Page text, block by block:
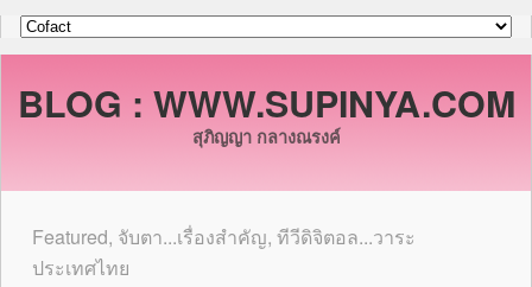
BLOG : WWW.SUPINYA.COM
สุภิญญา กลางณรงค์
Featured, จับตา...เรื่องสำคัญ, ทีวีดิจิตอล...วาระ
ประเทศไทย